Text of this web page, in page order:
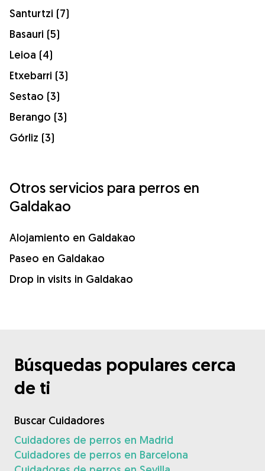
Santurtzi (7)
Basauri (5)
Leioa (4)
Etxebarri (3)
Sestao (3)
Berango (3)
Górliz (3)
Otros servicios para perros en
Galdakao
Alojamiento en Galdakao
Paseo en Galdakao
Drop in visits in Galdakao
Búsquedas populares cerca
de ti
Buscar Cuidadores
Cuidadores de perros en Madrid
Cuidadores de perros en Barcelona